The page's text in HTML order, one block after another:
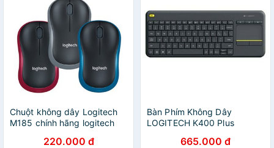
Chuột không dây Logitech
M185 chính hãng logitech
220.000 đ
Bàn Phím Không Dây
LOGITECH K400 Plus
665.000 đ